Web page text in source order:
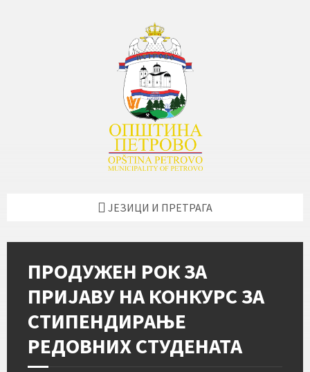
ЈЕЗИЦИ И ПРЕТРАГА
ПРОДУЖЕН РОК ЗА
ПРИЈАВУ НА КОНКУРС ЗА
СТИПЕНДИРАЊЕ
РЕДОВНИХ СТУДЕНАТА